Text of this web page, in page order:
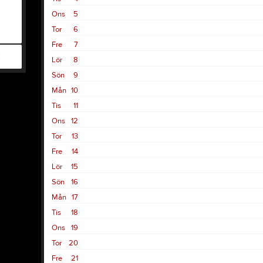
5
Ons
6
Tor
7
Fre
8
Lör
9
Sön
10
Mån
11
Tis
12
Ons
13
Tor
14
Fre
15
Lör
16
Sön
17
Mån
18
Tis
19
Ons
20
Tor
21
Fre